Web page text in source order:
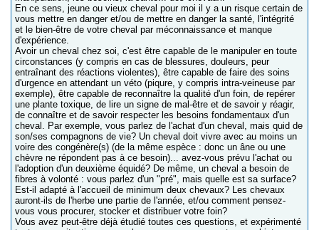
En ce sens, jeune ou vieux cheval pour moi il y a un risque certain de
vous mettre en danger et/ou de mettre en danger la santé, l'intégrité
et le bien-être de votre cheval par méconnaissance et manque
d'expérience.
Avoir un cheval chez soi, c'est être capable de le manipuler en toute
circonstances (y compris en cas de blessures, douleurs, peur
entraînant des réactions violentes), être capable de faire des soins
d'urgence en attendant un véto (piqure, y compris intra-veineuse par
exemple), être capable de reconnaître la qualité d'un foin, de repérer
une plante toxique, de lire un signe de mal-être et de savoir y réagir,
de connaître et de savoir respecter les besoins fondamentaux d'un
cheval. Par exemple, vous parlez de l'achat d'un cheval, mais quid de
son/ses compagnons de vie? Un cheval doit vivre avec au moins un
voire des congénère(s) (de la même espèce : donc un âne ou une
chèvre ne répondent pas à ce besoin)... avez-vous prévu l'achat ou
l'adoption d'un deuxième équidé? De même, un cheval a besoin de
fibres à volonté : vous parlez d'un "pré", mais quelle est sa surface?
Est-il adapté à l'accueil de minimum deux chevaux? Les chevaux
auront-ils de l'herbe une partie de l'année, et/ou comment pensez-
vous vous procurer, stocker et distribuer votre foin?
Vous avez peut-être déjà étudié toutes ces questions, et expérimenté